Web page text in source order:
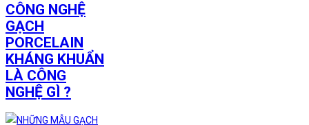
CÔNG NGHỆ
GẠCH
PORCELAIN
KHÁNG KHUẨN
LÀ CÔNG
NGHỆ GÌ ?